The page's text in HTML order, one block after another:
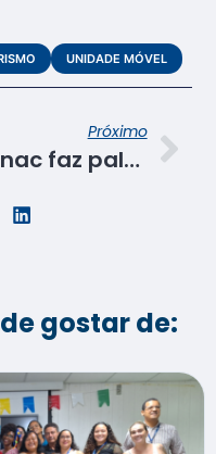
UNIDADE MÓVEL
Próximo
Senac faz palestra sobre “Mercado de trabalho e empregabilidade” para alunos de escola pública
gostar de: